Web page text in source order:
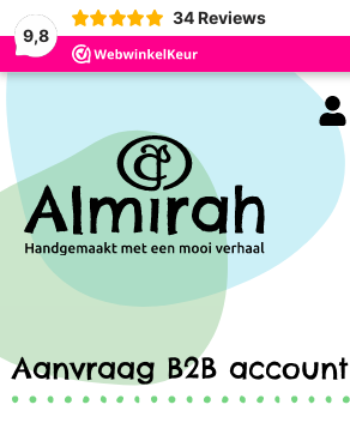
9,8
34 Reviews
Aanvraag B2B account